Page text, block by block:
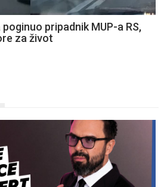
pripadnik MUP-a RS,
za život